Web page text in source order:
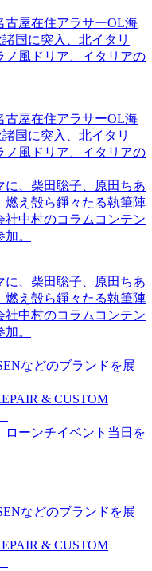
古屋在住アラサーOL海
国に突入、北イタリ
ノ風ドリア、イタリアの
古屋在住アラサーOL海
国に突入、北イタリ
ノ風ドリア、イタリアの
に、柴田聡子、原田ちあ
燃え殻ら錚々たる執筆陣
社中村のコラムコンテン
。
に、柴田聡子、原田ちあ
燃え殻ら錚々たる執筆陣
社中村のコラムコンテン
。
などのブランドを展
& CUSTOM
ーンチイベント当日を
などのブランドを展
& CUSTOM